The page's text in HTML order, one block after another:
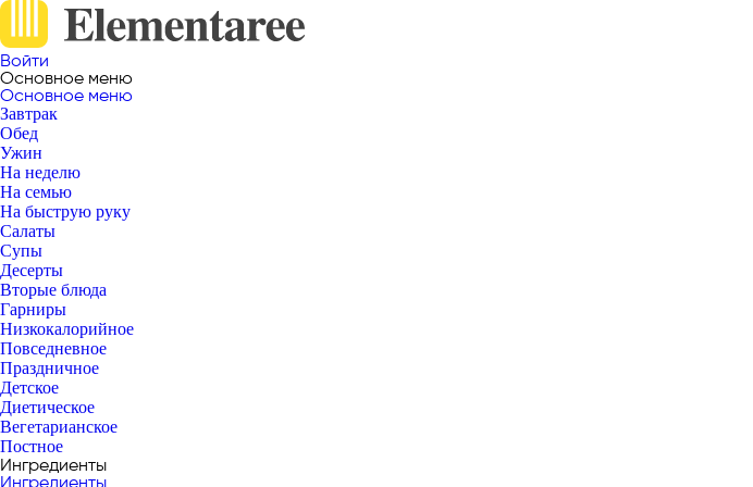
Войти
Основное меню
Основное меню
Завтрак
Обед
Ужин
На неделю
На семью
На быструю руку
Салаты
Супы
Десерты
Вторые блюда
Гарниры
Низкокалорийное
Повседневное
Праздничное
Детское
Диетическое
Вегетарианское
Постное
Ингредиенты
Ингредиенты